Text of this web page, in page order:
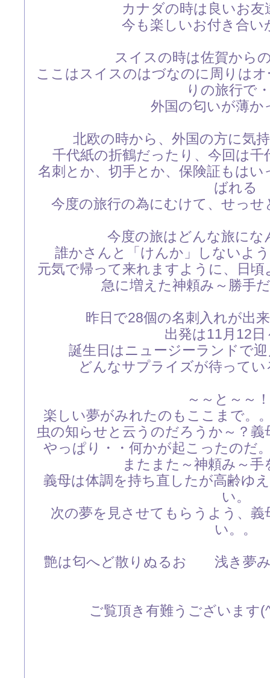
カナダの時は良いお友
今も楽しいお付き合い
スイスの時は佐賀から
ここはスイスのはづなのに周りは
りの旅行で
外国の匂いが薄か
北欧の時から、外国の方に気
千代紙の折鶴だったり、今回は
名刺とか、切手とか、保険証もは
ばれる
今度の旅行の為にむけて、せっ
今度の旅はどんな旅にな
誰かさんと「けんか」しないよ
元気で帰って来れますように、日
急に増えた神頼み～勝手
昨日で28個の名刺入れが出
出発は11月12日
誕生日はニュージーランドで
どんなサプライズが待って
～～と～～
楽しい夢がみれたのもここまで。
虫の知らせと云うのだろうか～？
やっぱり・・何かが起こったのだ
またまた～神頼み～手
義母は体調を持ち直したが高齢ゆ
い。
次の夢を見させてもらうよう、
い。。
艶は匂へど散りぬるお 浅き夢み
ご覧頂き有難うございま